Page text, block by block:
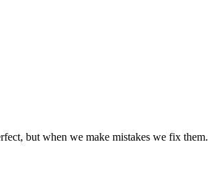
but when we make mistakes we fix them.